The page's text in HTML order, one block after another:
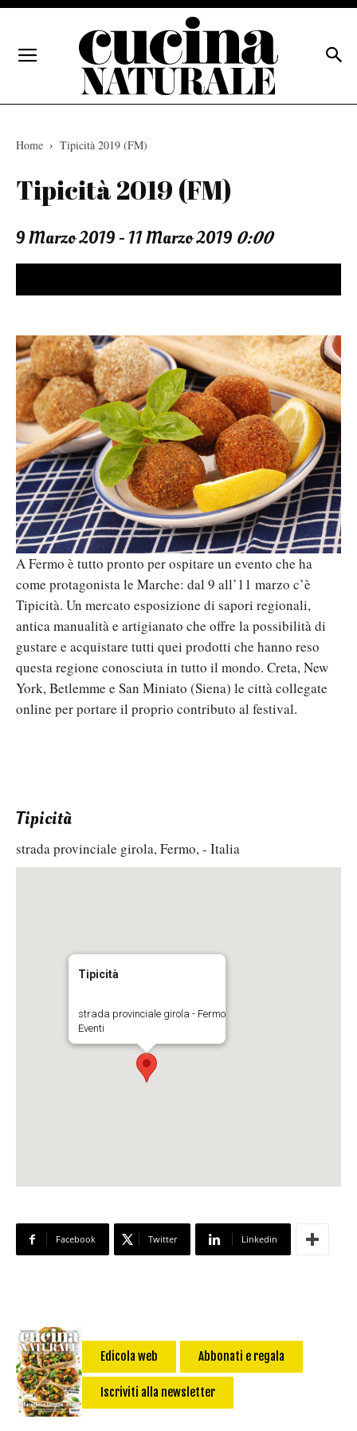
Home Tipicità 2019 (FM)
Tipicità 2019 (FM)
9 Marzo 2019 - 11 Marzo 2019 0:00
A Fermo è tutto pronto per ospitare un evento che ha
come protagonista le Marche: dal 9 all’11 marzo c’è
Tipicità. Un mercato esposizione di sapori regionali,
antica manualità e artigianato che offre la possibilità di
gustare e acquistare tutti quei prodotti che hanno reso
questa regione conosciuta in tutto il mondo. Creta, New
York, Betlemme e San Miniato (Siena) le città collegate
online per portare il proprio contributo al festival.
Tipicità
strada provinciale girola, Fermo, - Italia
Tipicità
strada provinciale girola - Fermo
Eventi
Facebook Twitter Linkedin
Edicola web Abbonati e regala
Iscriviti alla newsletter